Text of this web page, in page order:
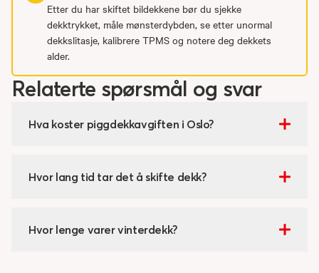
Etter du har skiftet bildekkene bør du sjekke
dekktrykket, måle mønsterdybden, se etter unormal
dekkslitasje, kalibrere TPMS og notere deg dekkets
alder.
Relaterte spørsmål og svar
Hva koster piggdekkavgiften i Oslo?
Hvor lang tid tar det å skifte dekk?
Hvor lenge varer vinterdekk?